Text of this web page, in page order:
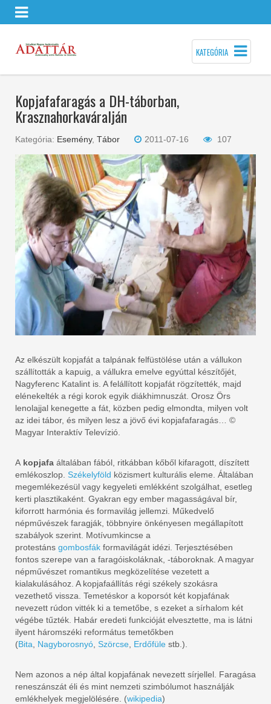
KATEGÓRIA
Kopjafafaragás a DH-táborban,
Krasznahorkaváralján
Kategória: Esemény, Tábor 2011-07-16 107
Az elkészült kopjafát a talpának felfüstölése után a vállukon
szállították a kapuig, a vállukra emelve egyúttal készítőjét,
Nagyferenc Katalint is. A felállított kopjafát rögzítették, majd
elénekelték a régi korok egyik diákhimnuszát. Orosz Örs
lenolajjal kenegette a fát, közben pedig elmondta, milyen volt
az idei tábor, és milyen lesz a jövő évi kopjafafaragás… ©
Magyar Interaktív Televízió.
A kopjafa általában fából, ritkábban kőből kifaragott, díszített
emlékoszlop. Székelyföld közismert kulturális eleme. Általában
megemlékezésül vagy kegyeleti emlékként szolgálhat, esetleg
kerti plasztikaként. Gyakran egy ember magasságával bír,
kiforrott harmónia és formavilág jellemzi. Műkedvelő
népművészek faragják, többnyire önkényesen megállapított
szabályok szerint. Motívumkincse a
protestáns gombosfák formavilágát idézi. Terjesztésében
fontos szerepe van a faragóiskoláknak, -táboroknak. A magyar
népművészet romantikus megközelítése vezetett a
kialakulásához. A kopjafaállítás régi székely szokásra
vezethető vissza. Temetéskor a koporsót két kopjafának
nevezett rúdon vitték ki a temetőbe, s ezeket a sírhalom két
végébe tűzték. Habár eredeti funkcióját elvesztette, ma is látni
ilyent háromszéki református temetőkben
(Bita Nagyborosnyó Szörcse Erdőfüle stb.).
Nem azonos a nép által kopjafának nevezett sírjellel. Faragása
reneszánszát éli és mint nemzeti szimbólumot használják
emlékhelyek megjelölésére. (wikipedia)